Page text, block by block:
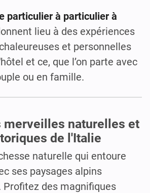
particulier à particulier à
lieu à des expériences
et personnelles
et ce, que l’on parte avec
ou en famille.
merveilles naturelles et
de l'Italie
naturelle qui entoure
ses paysages alpins
Profitez des magnifiques